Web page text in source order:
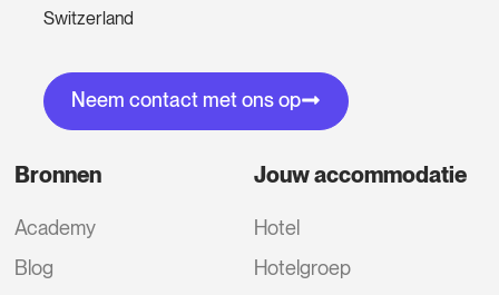
Switzerland
Neem contact met ons op
Bronnen
Academy
Blog
Jouw accommodatie
Hotel
Hotelgroep